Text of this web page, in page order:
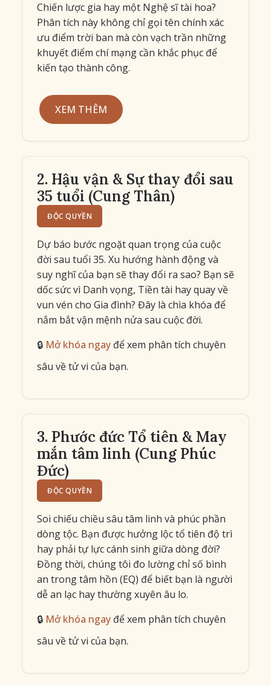
Chiến lược gia hay một Nghệ sĩ tài hoa?
Phân tích này không chỉ gọi tên chính xác
ưu điểm trời ban mà còn vạch trần những
khuyết điểm chí mạng cần khắc phục để
kiến tạo thành công.
XEM THÊM
2. Hậu vận & Sự thay đổi sau
35 tuổi (Cung Thân)
ĐỘC QUYỀN
Dự báo bước ngoặt quan trọng của cuộc
đời sau tuổi 35. Xu hướng hành động và
suy nghĩ của bạn sẽ thay đổi ra sao? Bạn sẽ
dốc sức vì Danh vọng, Tiền tài hay quay về
vun vén cho Gia đình? Đây là chìa khóa để
nắm bắt vận mệnh nửa sau cuộc đời.
🔒 Mở khóa ngay để xem phân tích chuyên
sâu về tử vi của bạn.
3. Phước đức Tổ tiên & May
mắn tâm linh (Cung Phúc
Đức)
ĐỘC QUYỀN
Soi chiếu chiều sâu tâm linh và phúc phần
dòng tộc. Bạn được hưởng lộc tổ tiên độ trì
hay phải tự lực cánh sinh giữa dòng đời?
Đồng thời, chúng tôi đo lường chỉ số bình
an trong tâm hồn (EQ) để biết bạn là người
dễ an lạc hay thường xuyên âu lo.
🔒 Mở khóa ngay để xem phân tích chuyên
sâu về tử vi của bạn.